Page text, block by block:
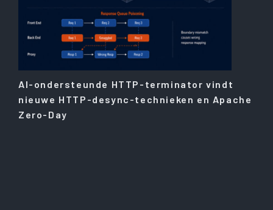
AI-ondersteunde HTTP-terminator vindt
nieuwe HTTP-desync-technieken en Apache
Zero-Day